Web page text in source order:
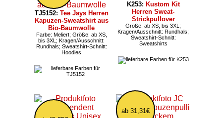
TJ5152: Tee Jays Herren
Kapuzen-Sweatshirt aus
Bio-Baumwolle
Farbe: Meliert; Größe: ab XS,
bis 3XL; Kragen/Ausschnitt:
Rundhals; Sweatshirt-Schnitt:
Hoodies
K253: Kustom Kit
Herren Sweat-
Strickpullover
Größe: ab XS, bis 3XL;
Kragen/Ausschnitt: Rundhals;
Sweatshirt-Schnitt:
Sweatshirts
ab 31,31€